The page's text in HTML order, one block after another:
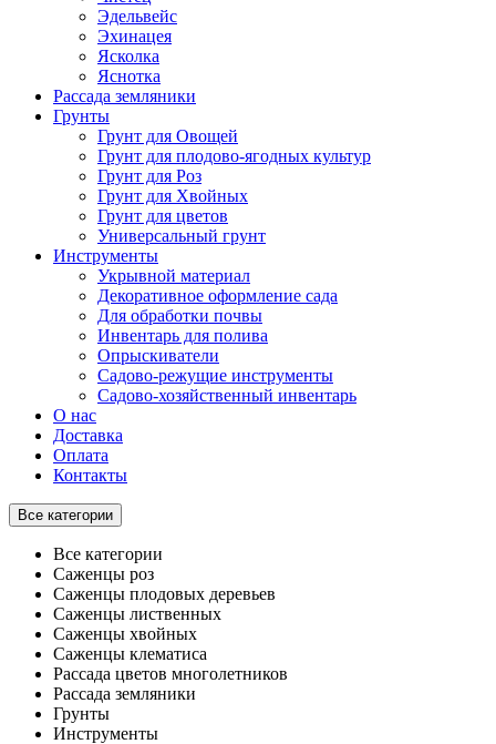
Эдельвейс
Эхинацея
Ясколка
Яснотка
Рассада земляники
Грунты
Грунт для Овощей
Грунт для плодово-ягодных культур
Грунт для Роз
Грунт для Хвойных
Грунт для цветов
Универсальный грунт
Инструменты
Укрывной материал
Декоративное оформление сада
Для обработки почвы
Инвентарь для полива
Опрыскиватели
Садово-режущие инструменты
Садово-хозяйственный инвентарь
О нас
Доставка
Оплата
Контакты
Все категории
Все категории
Саженцы роз
Саженцы плодовых деревьев
Саженцы лиственных
Саженцы хвойных
Саженцы клематиса
Рассада цветов многолетников
Рассада земляники
Грунты
Инструменты